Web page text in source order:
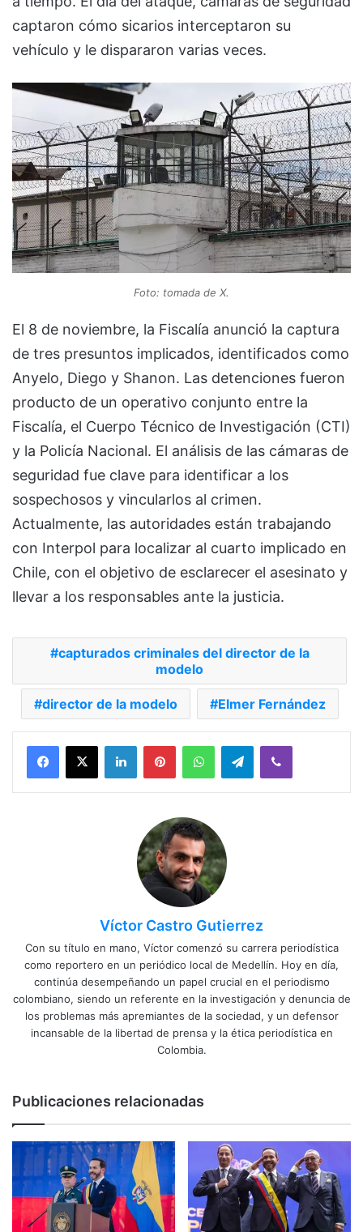
captaron cómo sicarios interceptaron su
vehículo y le dispararon varias veces.
Foto: tomada de X.
El 8 de noviembre, la Fiscalía anunció la captura
de tres presuntos implicados, identificados como
Anyelo, Diego y Shanon. Las detenciones fueron
producto de un operativo conjunto entre la
Fiscalía, el Cuerpo Técnico de Investigación (CTI)
y la Policía Nacional. El análisis de las cámaras de
seguridad fue clave para identificar a los
sospechosos y vincularlos al crimen.
Actualmente, las autoridades están trabajando
con Interpol para localizar al cuarto implicado en
Chile, con el objetivo de esclarecer el asesinato y
llevar a los responsables ante la justicia.
capturados criminales del director de la
modelo
director de la modelo Elmer Fernández
Facebook
X LinkedInPinterestWhatsAppTelegramViber
Víctor Castro Gutierrez
Con su título en mano, Víctor comenzó su carrera periodística
como reportero en un periódico local de Medellín. Hoy en día,
continúa desempeñando un papel crucial en el periodismo
colombiano, siendo un referente en la investigación y denuncia de
los problemas más apremiantes de la sociedad, y un defensor
incansable de la libertad de prensa y la ética periodística en
Colombia.
Publicaciones relacionadas